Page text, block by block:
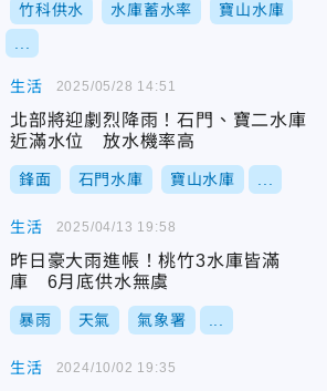
竹科供水 水庫蓄水率 寶山水庫
生活
北部將迎劇烈降雨！石門、寶二水庫
近滿水位 放水機率高
鋒面 石門水庫 寶山水庫
2025/05/28 14:51
生活
昨日豪大雨進帳！桃竹3水庫皆滿
庫 6月底供水無虞
暴雨 天氣 氣象署
2025/04/13 19:58
生活 2024/10/02 19:35